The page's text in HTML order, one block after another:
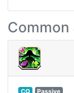
Common
CQ Passive